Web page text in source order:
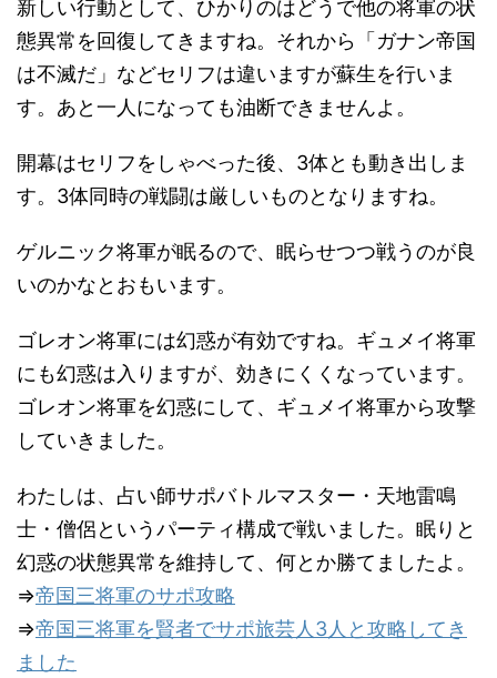
新しい行動として、ひかりのはどうで他の将軍の状
態異常を回復してきますね。それから「ガナン帝国
は不滅だ」などセリフは違いますが蘇生を行いま
す。あと一人になっても油断できませんよ。
開幕はセリフをしゃべった後、3体とも動き出しま
す。3体同時の戦闘は厳しいものとなりますね。
ゲルニック将軍が眠るので、眠らせつつ戦うのが良
いのかなとおもいます。
ゴレオン将軍には幻惑が有効ですね。ギュメイ将軍
にも幻惑は入りますが、効きにくくなっています。
ゴレオン将軍を幻惑にして、ギュメイ将軍から攻撃
していきました。
わたしは、占い師サポバトルマスター・天地雷鳴
士・僧侶というパーティ構成で戦いました。眠りと
幻惑の状態異常を維持して、何とか勝てましたよ。
⇒帝国三将軍のサポ攻略
⇒帝国三将軍を賢者でサポ旅芸人3人と攻略してき
ました